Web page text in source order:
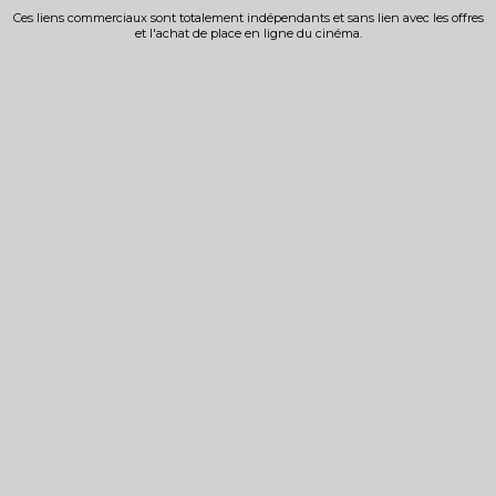
Ces liens commerciaux sont totalement indépendants et sans lien avec les offres
et l'achat de place en ligne du cinéma.